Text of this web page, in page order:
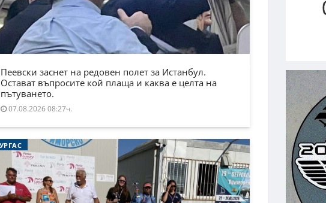
Пеевски заснет на редовен полет за Истанбул.
Остават въпросите кой плаща и каква е целта на
пътуването.
07.08.2026 08:27ч.